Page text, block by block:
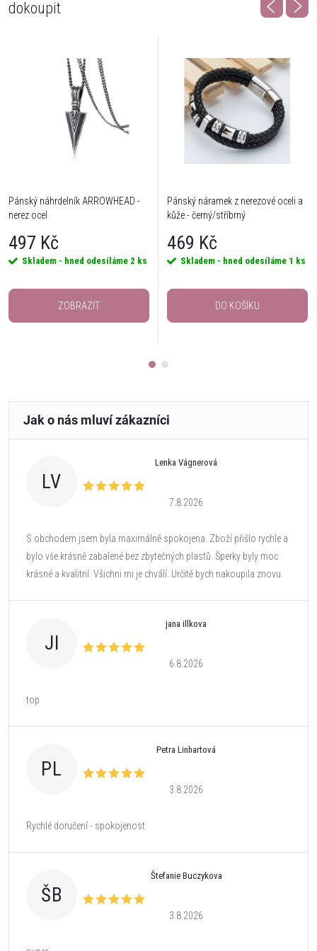
dokoupit
Pánský náhrdelník ARROWHEAD -
nerez ocel
497 Kč
Skladem - hned odesíláme 2 ks
ZOBRAZIT
Pánský náramek z nerezové oceli a
kůže - černý/stříbrný
469 Kč
Skladem - hned odesíláme 1 ks
DO KOŠÍKU
LV
Lenka Vágnerová
7.8.2026
S obchodem jsem byla maximálně spokojena. Zboží přišlo rychle a
bylo vše krásně zabalené bez zbytečných plastů. Šperky byly moc
krásné a kvalitní. Všichni mi je chválí. Určitě bych nakoupila znovu.
JI
jana illkova
6.8.2026
top
PL
Petra Linhartová
3.8.2026
Rychlé doručení - spokojenost
ŠB
Štefanie Buczykova
3.8.2026